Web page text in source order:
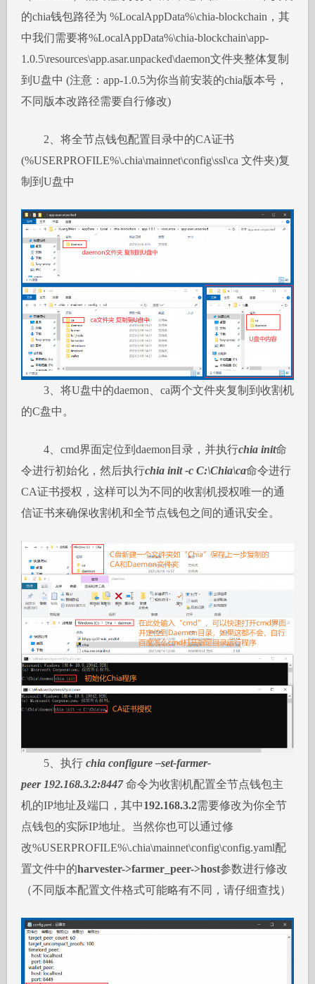
的chia钱包路径为 %LocalAppData%\chia-blockchain，其
中我们需要将%LocalAppData%\chia-blockchain\app-
1.0.5\resources\app.asar.unpacked\daemon文件夹整体复制
到U盘中 (注意：app-1.0.5为你当前安装的chia版本号，
不同版本改路径需要自行修改)
2、将全节点钱包配置目录中的CA证书
(%USERPROFILE%\.chia\mainnet\config\ssl\ca 文件夹)复
制到U盘中
3、将U盘中的daemon、ca两个文件夹复制到收割机
的C盘中。
4、cmd界面定位到daemon目录，并执行chia init命
令进行初始化，然后执行chia init -c C:\Chia\ca命令进行
CA证书授权，这样可以为不同的收割机授权唯一的通
信证书来确保收割机和全节点钱包之间的通讯安全。
5、执行 chia configure –set-farmer-
peer 192.168.3.2:8447命令为收割机配置全节点钱包主
机的IP地址及端口，其中192.168.3.2需要修改为你全节
点钱包的实际IP地址。当然你也可以通过修
改%USERPROFILE%\.chia\mainnet\config\config.yaml配
置文件中的harvester->farmer_peer->host参数进行修改
（不同版本配置文件格式可能略有不同，请仔细查找）